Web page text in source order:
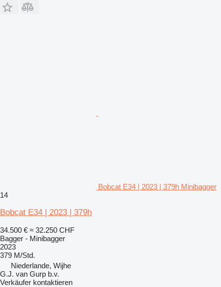
Bobcat E34 | 2023 | 379h Minibagger
14
Bobcat E34 | 2023 | 379h
34.500 € ≈ 32.250 CHF
Bagger - Minibagger
2023
379 M/Std.
Niederlande, Wijhe
G.J. van Gurp b.v.
Verkäufer kontaktieren